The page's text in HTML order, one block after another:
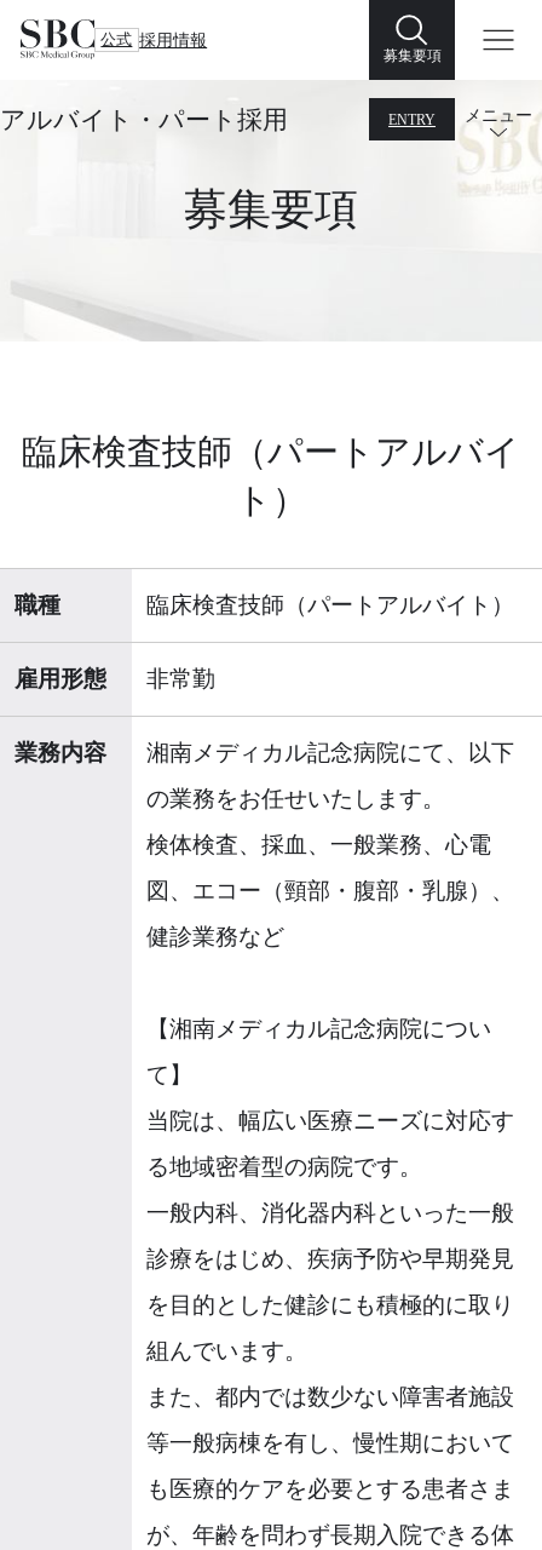
公式 採用情報
募集要項
アルバイト・パート採用 ENTRY メニュー
募集要項
臨床検査技師（パートアルバイ
ト）
職種 臨床検査技師（パートアルバイト）
雇用形態 非常勤
業務内容
湘南メディカル記念病院にて、以下
の業務をお任せいたします。
検体検査、採血、一般業務、心電
図、エコー（頸部・腹部・乳腺）、
健診業務など
【湘南メディカル記念病院につい
て】
当院は、幅広い医療ニーズに対応す
る地域密着型の病院です。
一般内科、消化器内科といった一般
診療をはじめ、疾病予防や早期発見
を目的とした健診にも積極的に取り
組んでいます。
また、都内では数少ない障害者施設
等一般病棟を有し、慢性期において
も医療的ケアを必要とする患者さま
が、年齢を問わず長期入院できる体